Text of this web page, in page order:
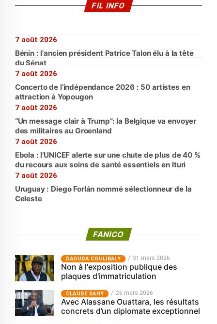
FIL INFO
7 août 2026
Bénin : l'ancien président Patrice Talon élu à la tête
du Sénat
7 août 2026
Concerto de l’indépendance 2026 : 50 artistes en
attraction à Yopougon
7 août 2026
“Un message clair à Trump”: la Belgique va envoyer
des militaires au Groenland
7 août 2026
Ebola : l’UNICEF alerte sur une chute de plus de 40 %
du recours aux soins de santé essentiels en Ituri
7 août 2026
Uruguay : Diego Forlán nommé sélectionneur de la
Celeste
FANICO
‎DAOUDA COULIBALY 31 mars 2026
Non à l'exposition publique des
plaques d'immatriculation
CLAUDE SAHY 26 mars 2026
Avec Alassane Ouattara, les résultats
concrets d’un diplomate exceptionnel